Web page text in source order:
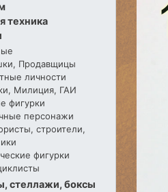
техника
Продавщицы
личности
Милиция, ГАИ
фигурки
персонажи
строители,
фигурки
стеллажи, боксы